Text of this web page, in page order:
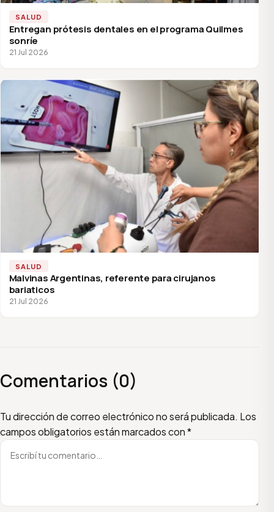
SALUD
Entregan prótesis dentales en el programa Quilmes
sonríe
21 Jul 2026
SALUD
Malvinas Argentinas, referente para cirujanos
bariaticos
21 Jul 2026
Comentarios (0)
Tu dirección de correo electrónico no será publicada. Los
campos obligatorios están marcados con*
Escribí tu comentario
Nombre
Email